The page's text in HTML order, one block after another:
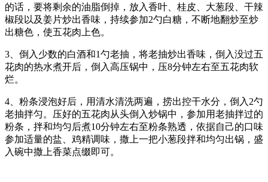
的话，要将剩余的油脂倒掉，放入香叶、桂皮、大葱段、干辣
椒段以及姜片炒出香味，持续参加2勺白糖，不断地翻炒至炒
出糖色，使五花肉上色。
3、倒入少数的白酒和1勺老抽，将老抽炒出香味，倒入没过五
花肉的热水煮开后，倒入高压锅中，压8分钟左右至五花肉软
烂。
4、粉条浸泡好后，用清水清洗两遍，捞出控干水分，倒入2勺
老抽拌匀。压好的五花肉从头倒入炒锅中，参加用老抽拌过的
粉条，拌和均匀后煮10分钟左右至粉条熟透，依据自己的口味
参加适量的盐、鸡精调味，撒上一把小葱段拌和均匀出锅，盛
入碗中撒上香菜点缀即可。